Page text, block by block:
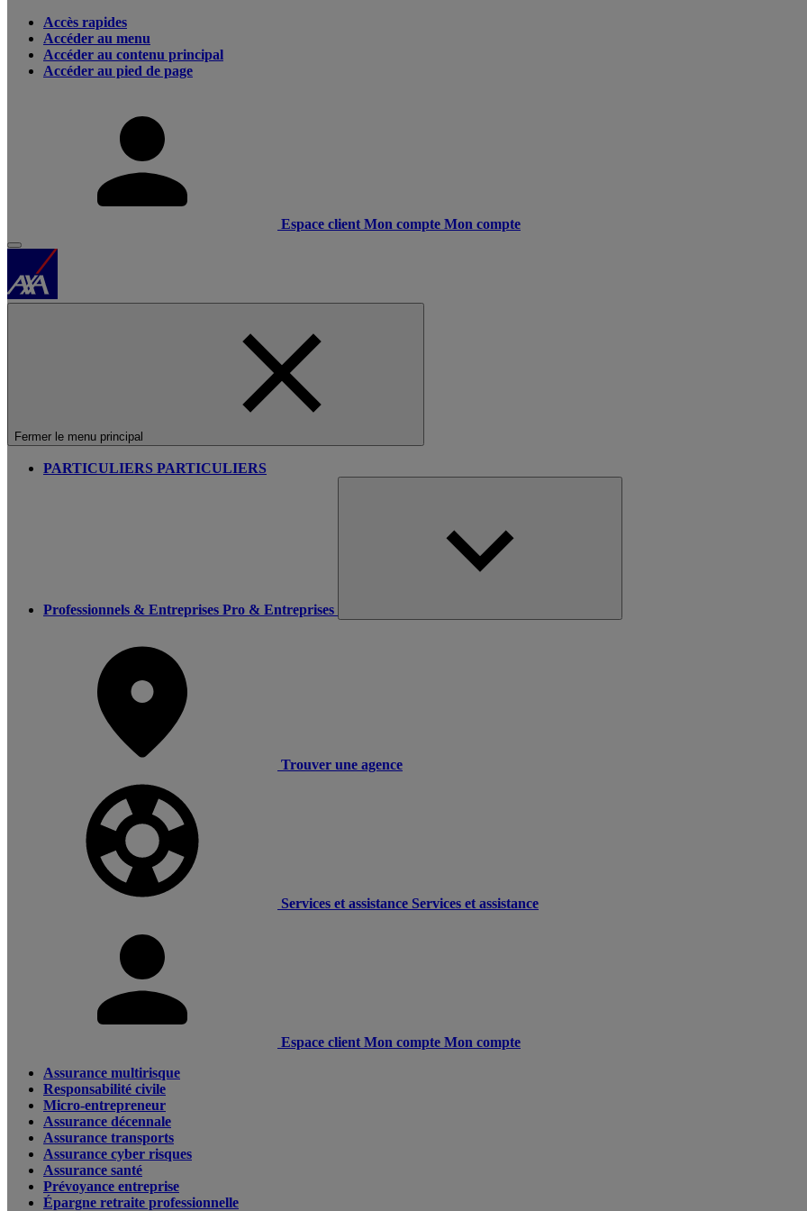
Accès rapides
Accéder au menu
Accéder au contenu principal
Accéder au pied de page
Espace client Mon compte Mon compte
Fermer le menu principal
PARTICULIERS PARTICULIERS
Professionnels & Entreprises Pro & Entreprises
Trouver une agence
Services et assistance Services et assistance
Espace client Mon compte Mon compte
Assurance multirisque
Responsabilité civile
Micro-entrepreneur
Assurance décennale
Assurance transports
Assurance cyber risques
Assurance santé
Prévoyance entreprise
Épargne retraite professionnelle